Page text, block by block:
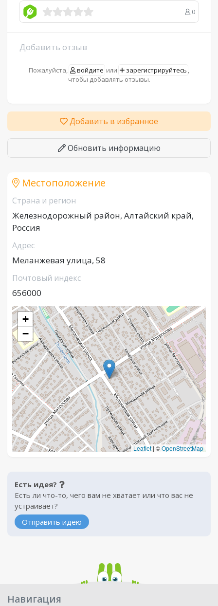
0
Добавить отзыв
Пожалуйста, войдите или зарегистрируйтесь ,
чтобы добавлять отзывы.
Добавить в избранное
Обновить информацию
Местоположение
Страна и регион
Железнодорожный район, Алтайский край,
Россия
Адрес
Меланжевая улица, 58
Почтовый индекс
656000
+
−
Leaflet | ©OpenStreetMap
Есть идея?
Есть ли что-то, чего вам не хватает или что вас не
устраивает?
Отправить идею
Навигация